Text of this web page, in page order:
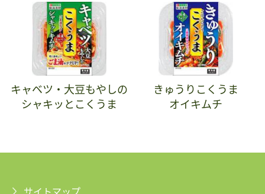
キャベツ・大豆もやしの
シャキッとこくうま
きゅうりこくうま
オイキムチ
サイトマップ